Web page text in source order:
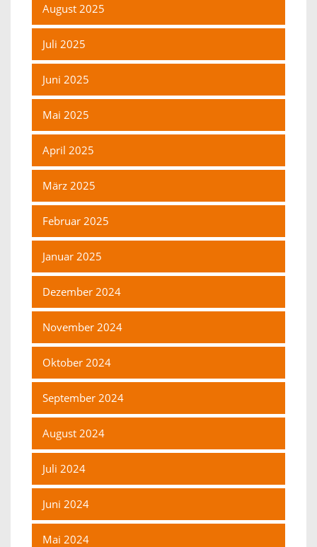
August 2025
Juli 2025
Juni 2025
Mai 2025
April 2025
März 2025
Februar 2025
Januar 2025
Dezember 2024
November 2024
Oktober 2024
September 2024
August 2024
Juli 2024
Juni 2024
Mai 2024